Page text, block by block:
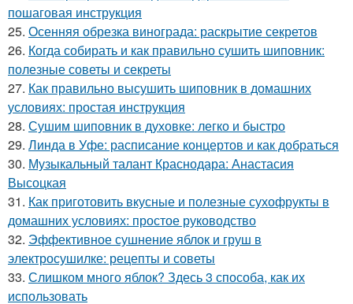
пошаговая инструкция
25. Осенняя обрезка винограда: раскрытие секретов
26. Когда собирать и как правильно сушить шиповник:
полезные советы и секреты
27. Как правильно высушить шиповник в домашних
условиях: простая инструкция
28. Сушим шиповник в духовке: легко и быстро
29. Линда в Уфе: расписание концертов и как добраться
30. Музыкальный талант Краснодара: Анастасия
Высоцкая
31. Как приготовить вкусные и полезные сухофрукты в
домашних условиях: простое руководство
32. Эффективное сушнение яблок и груш в
электросушилке: рецепты и советы
33. Слишком много яблок? Здесь 3 способа, как их
использовать